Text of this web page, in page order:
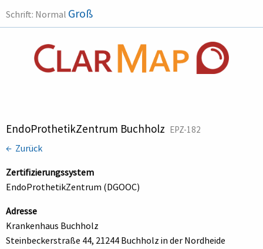
Schrift: Normal Groß
EndoProthetikZentrum Buchholz EPZ-182
← Zurück
Zertifizierungssystem
EndoProthetikZentrum (DGOOC)
Adresse
Krankenhaus Buchholz
Steinbeckerstraße 44, 21244 Buchholz in der Nordheide